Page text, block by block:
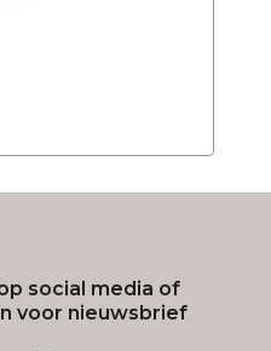
social media of
voor nieuwsbrief